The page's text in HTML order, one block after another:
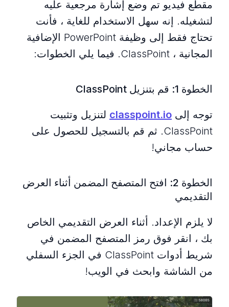
مقطع فيديو تم وضع إشارة مرجعية عليه
لتشغيله. إنه سهل الاستخدام للغاية ، فأنت
تحتاج فقط إلى وظيفة PowerPoint الإضافية
المجانية ، ClassPoint. فيما يلي الخطوات:
الخطوة 1: قم بتنزيل ClassPoint
توجه إلى classpoint.io لتنزيل وتثبيت
ClassPoint. ثم قم بالتسجيل للحصول على
حساب مجاني!
الخطوة 2: افتح المتصفح المضمن أثناء العرض
التقديمي
لا يلزم الإعداد. أثناء العرض التقديمي الخاص
بك ، انقر فوق رمز المتصفح المضمن في
شريط أدوات ClassPoint في الجزء السفلي
من الشاشة وابحث في الويب!